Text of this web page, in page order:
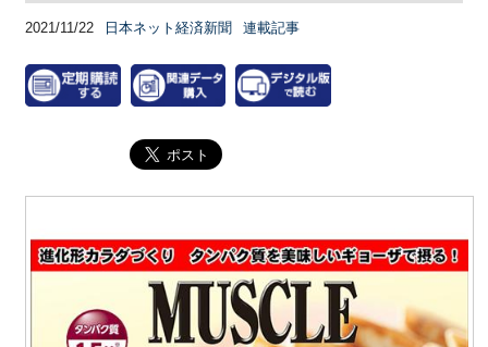
2021/11/22 日本ネット経済新聞 連載記事